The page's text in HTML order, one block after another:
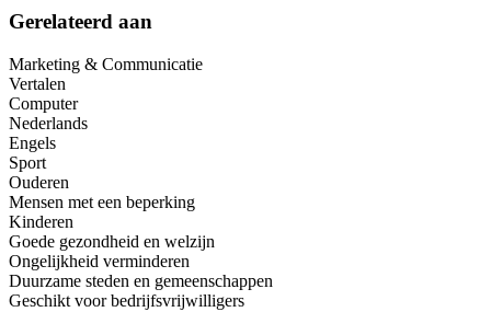
Gerelateerd aan
Marketing & Communicatie
Vertalen
Computer
Nederlands
Engels
Sport
Ouderen
Mensen met een beperking
Kinderen
Goede gezondheid en welzijn
Ongelijkheid verminderen
Duurzame steden en gemeenschappen
Geschikt voor bedrijfsvrijwilligers